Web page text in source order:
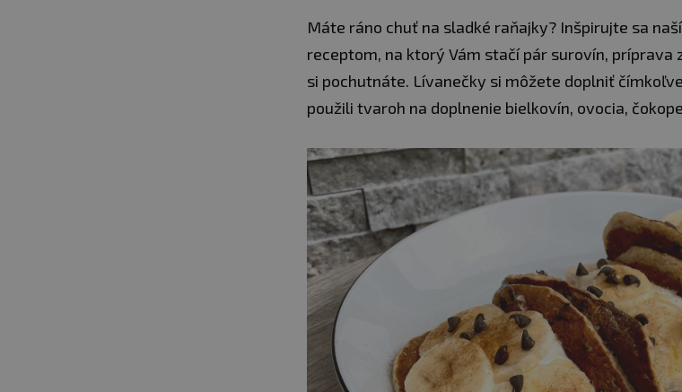
Máte ráno chuť na sladké raňajky? Inšpirujte sa
receptom, na ktorý Vám stačí pár surovín, príprava
si pochutnáte. Lívanečky si môžete doplniť
použili tvaroh na doplnenie bielkovín, ovocia,